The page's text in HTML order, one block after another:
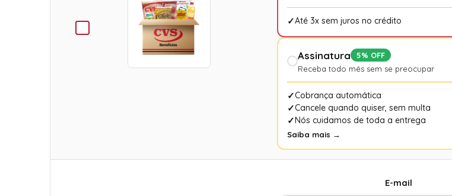
Até 3x sem juros no crédito
Assinatura
5% OFF
Receba todo mês sem se preocupar
Cobrança automática
Cancele quando quiser, sem multa
Nós cuidamos de toda a entrega
Saiba mais →
E-mail